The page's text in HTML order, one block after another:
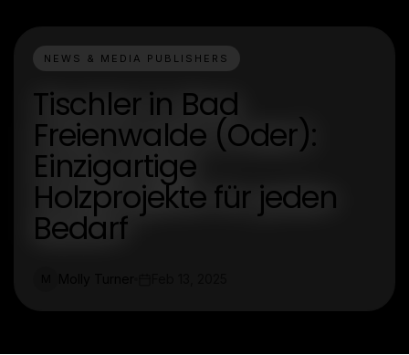
NEWS & MEDIA PUBLISHERS
Tischler in Bad
Freienwalde (Oder):
Einzigartige
Holzprojekte für jeden
Bedarf